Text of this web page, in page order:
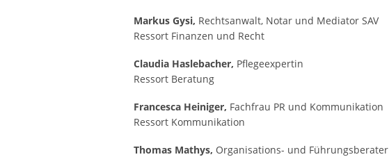
Markus Gysi, Rechtsanwalt, Notar und Mediator SAV
Ressort Finanzen und Recht
Claudia Haslebacher, Pflegeexpertin
Ressort Beratung
Francesca Heiniger, Fachfrau PR und Kommunikation
Ressort Kommunikation
Thomas Mathys, Organisations- und Führungsberater